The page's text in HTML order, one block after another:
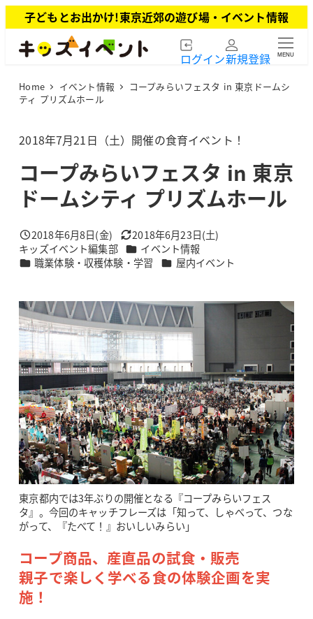
イ
子どもとお出かけ!東京近郊の遊び場・イベント情報
ログイン新規登録 MENU
Home イベント情報
コープみらいフェスタ in 東京ドームシ
ティ プリズムホール
2018年7月21日（土）開催の食育イベント！
コープみらいフェスタ in 東京
ドームシティ プリズムホール
投稿日
2018年6月8日(金) 更新日
2018年6月23日(土)
著
者
キッズイベント編集部 カテゴリー
イベント情報
カテゴリー
職業体験・収穫体験・学習 カテゴリー
屋内イベント
東京都内では3年ぶりの開催となる『コープみらいフェス
タ』。今回のキャッチフレーズは「知って、しゃべって、つな
がって、『たべて！』おいしいみらい」
コープ商品、産直品の試食・販売
親子で楽しく学べる食の体験企画を実
施！